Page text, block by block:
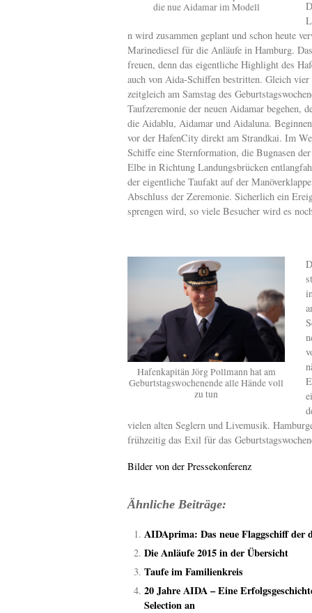
die nue Aidamar im Modell
n wird zusammen geplant und schon heute
Marinediesel für die Anläufe in Hamburg.
freuen, denn das eigentliche Highlight des
auch von Aida-Schiffen bestritten. Gleich vier
zeitgleich am Samstag des
Taufzeremonie der neuen Aidamar begehen,
die Aidablu, Aidamar und Aidaluna.
vor der HafenCity direkt am Strandkai. Im
Schiffe eine Sternformation, die Bugnasen
Elbe in Richtung Landungsbrücken
der eigentliche Taufakt auf der
Abschluss der Zeremonie. Sicherlich ein
sprengen wird, so viele Besucher wird es
Hafenkapitän Jörg Pollmann hat am
Geburtstagswochenende alle Hände voll
zu tun
vielen alten Seglern und Livemusik.
frühzeitig das Exil für das
Bilder von der Pressekonferenz
Ähnliche Beiträge:
AIDAprima: Das neue Flaggschiff der
Die Anläufe 2015 in der Übersicht
Taufe im Familienkreis
20 Jahre AIDA – Eine
Selection an